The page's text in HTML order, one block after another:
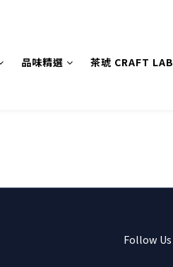
品味精選 茶琥 CRAFT LAB
Follow Us